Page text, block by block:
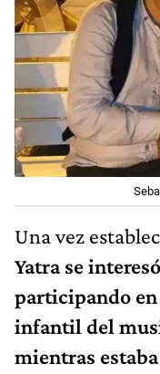
Una vez
Yatra se
participando
infantil del
mientras